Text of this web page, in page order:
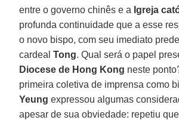
entre o governo chinês e a Igreja
profunda continuidade que a esse
o novo bispo, com seu imediato
cardealTong. Qual será o papel
Diocese de Hong Kong neste
primeira coletiva de imprensa como
Yeung expressou algumas
apesar de sua obviedade: repetiu